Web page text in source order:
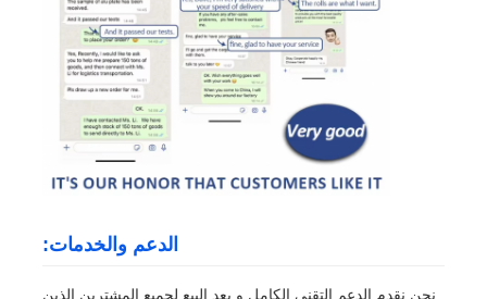
الدعم والخدمات:
نحن نقدم الدعم التقني الكامل و بعد البيع لجميع المشترين الذين